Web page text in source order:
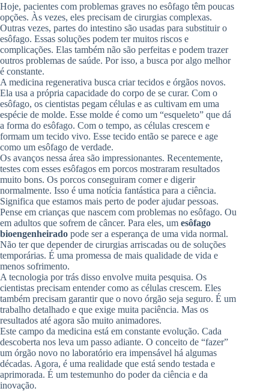
Hoje, pacientes com problemas graves no esôfago têm poucas
opções. Às vezes, eles precisam de cirurgias complexas.
Outras vezes, partes do intestino são usadas para substituir o
esôfago. Essas soluções podem ter muitos riscos e
complicações. Elas também não são perfeitas e podem trazer
outros problemas de saúde. Por isso, a busca por algo melhor
é constante.
A medicina regenerativa busca criar tecidos e órgãos novos.
Ela usa a própria capacidade do corpo de se curar. Com o
esôfago, os cientistas pegam células e as cultivam em uma
espécie de molde. Esse molde é como um “esqueleto” que dá
a forma do esôfago. Com o tempo, as células crescem e
formam um tecido vivo. Esse tecido então se parece e age
como um esôfago de verdade.
Os avanços nessa área são impressionantes. Recentemente,
testes com esses esôfagos em porcos mostraram resultados
muito bons. Os porcos conseguiram comer e digerir
normalmente. Isso é uma notícia fantástica para a ciência.
Significa que estamos mais perto de poder ajudar pessoas.
Pense em crianças que nascem com problemas no esôfago. Ou
em adultos que sofrem de câncer. Para eles, um esôfago
bioengenheirado pode ser a esperança de uma vida normal.
Não ter que depender de cirurgias arriscadas ou de soluções
temporárias. É uma promessa de mais qualidade de vida e
menos sofrimento.
A tecnologia por trás disso envolve muita pesquisa. Os
cientistas precisam entender como as células crescem. Eles
também precisam garantir que o novo órgão seja seguro. É um
trabalho detalhado e que exige muita paciência. Mas os
resultados até agora são muito animadores.
Este campo da medicina está em constante evolução. Cada
descoberta nos leva um passo adiante. O conceito de “fazer”
um órgão novo no laboratório era impensável há algumas
décadas. Agora, é uma realidade que está sendo testada e
aprimorada. É um testemunho do poder da ciência e da
inovação.